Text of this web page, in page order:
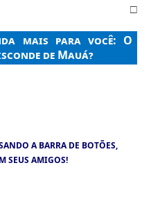
□
mais para você: O
de Mauá?
A BARRA DE BOTÕES,
SEUS AMIGOS!